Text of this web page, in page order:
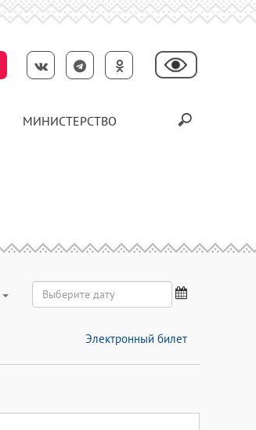
МИНИСТЕРСТВО
Электронный билет